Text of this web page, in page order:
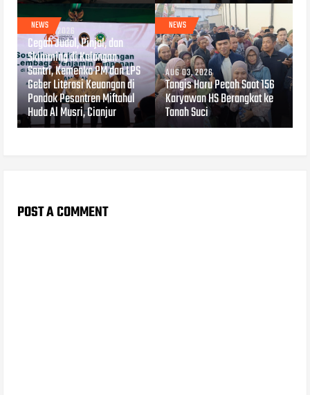
NEWS
AUG 04, 2026
Cegah Judol, Pinjol, dan
Skimming di Kalangan
Santri, Kemenko PM dan LPS
Geber Literasi Keuangan di
Pondok Pesantren Miftahul
Huda Al Musri, Cianjur
NEWS
AUG 03, 2026
Tangis Haru Pecah Saat 156
Karyawan HS Berangkat ke
Tanah Suci
POST A COMMENT